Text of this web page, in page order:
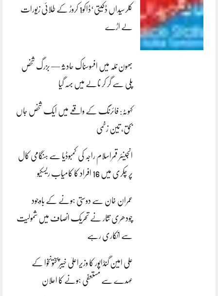
کلرسیداں ڈکیتی‘ڈاکو1 کروڑ کے طلائی زیورات
لے اڑے
بھون نلہ میں افسوسناک حادثہ — بزرگ شخص
پلی سے گر کر نالے میں بہہ گیا
کہوٹہ: فائرنگ کے واقعے میں ایک شخص جاں
بحق، تین زخمی
انجینئر قمراسلام راجہ کی کمبوڈیا سے ہنگامی کال
پر چکری میں 16 افراد کا کامیاب ریسکیو
عمران خان سے دوستی ہونے کے باوجود
چودھری نثار نے تحریک انصاف میں شمولیت
سے انکاری رہے
علی امین گنڈاپور کا وزیراعلیٰ خیبرپختونخوا کے
عہدے سے مستعفی ہونے کا اعلان